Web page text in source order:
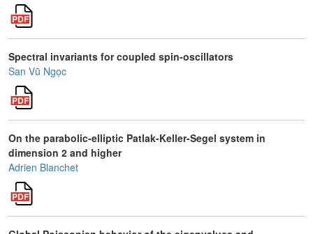
Spectral invariants for coupled spin-oscillators
San Vũ Ngọc
On the parabolic-elliptic Patlak-Keller-Segel system in
dimension 2 and higher
Adrien Blanchet